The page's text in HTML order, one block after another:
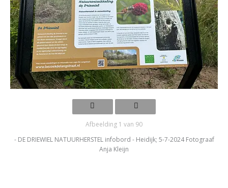
Afbeelding 1 van 90
- DE DRIEWIEL NATUURHERSTEL infobord - Heidijk; 5-7-2024 Fotograaf
Anja Kleijn